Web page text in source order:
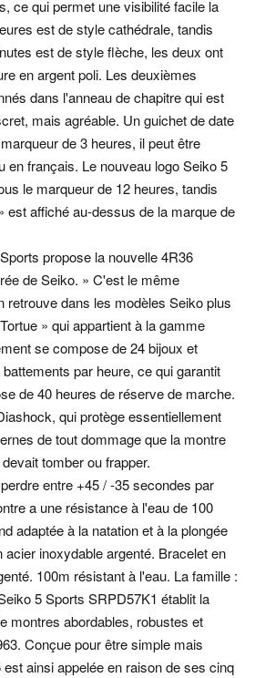
ce qui permet une visibilité facile la
est de style cathédrale, tandis
est de style flèche, les deux ont
en argent poli. Les deuxièmes
dans l'anneau de chapitre qui est
mais agréable. Un guichet de date
de 3 heures, il peut être
en français. Le nouveau logo Seiko 5
le marqueur de 12 heures, tandis
est affiché au-dessus de la marque de
propose la nouvelle 4R36
de Seiko. » C'est le même
retrouve dans les modèles Seiko plus
» qui appartient à la gamme
se compose de 24 bijoux et
par heure, ce qui garantit
de 40 heures de réserve de marche.
qui protège essentiellement
de tout dommage que la montre
tomber ou frapper.
entre +45 / -35 secondes par
a une résistance à l'eau de 100
adaptée à la natation et à la plongée
acier inoxydable argenté. Bracelet en
100m résistant à l'eau. La famille :
5 Sports SRPD57K1 établit la
montres abordables, robustes et
Conçue pour être simple mais
ainsi appelée en raison de ses cinq